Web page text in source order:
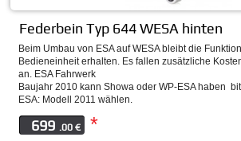
Federbein Typ 644 WESA hinten
Beim Umbau von ESA auf WESA bleibt die
Bedieneinheit erhalten. Es fallen zusätzliche
an. ESA Fahrwerk
Baujahr 2010 kann Showa oder WP-ESA haben 
ESA: Modell 2011 wählen.
699 .00 € *